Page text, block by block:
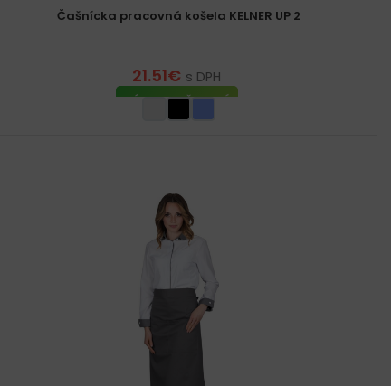
Čašnícka pracovná košela KELNER UP 2
21.51€ s DPH
VÝBER MOŽNOSTÍ